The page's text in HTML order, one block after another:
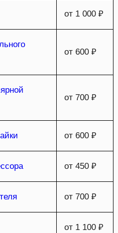
от 1 000 ₽
от 600 ₽
от 700 ₽
от 600 ₽
от 450 ₽
от 700 ₽
от 1 100 ₽